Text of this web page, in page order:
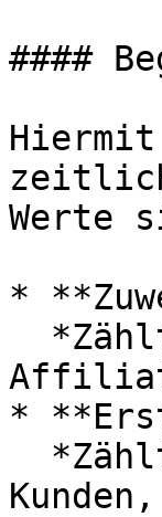
####
Werte
*
*